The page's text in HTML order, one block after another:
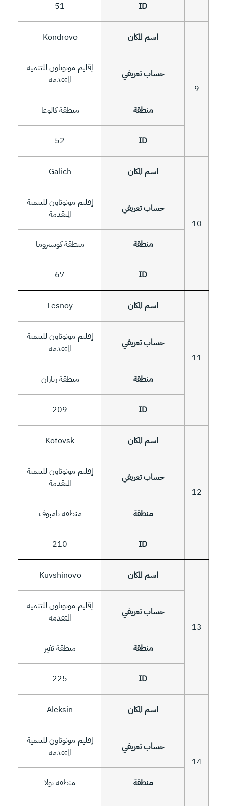
51
9
52
Kondrovo
إقليم مونوتاون للتنمية
المتقدمة
منطقة كالوغا
10
67
Galich
إقليم مونوتاون للتنمية
المتقدمة
منطقة كوستروما
11
209
Lesnoy
إقليم مونوتاون للتنمية
المتقدمة
منطقة ريازان
12
210
Kotovsk
إقليم مونوتاون للتنمية
المتقدمة
منطقة تامبوف
13
225
Kuvshinovo
إقليم مونوتاون للتنمية
المتقدمة
منطقة تفير
14
Aleksin
إقليم مونوتاون للتنمية
المتقدمة
منطقة تولا